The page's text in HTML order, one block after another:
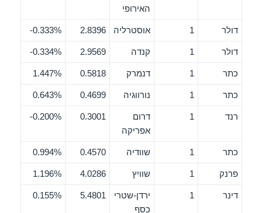
האירופי
דולר 1 אוסטרליה 2.8396
0.333%-
דולר 1 קנדה 2.9569
0.334%-
כתר 1 דנמרק 0.5818
1.447%
כתר 1 נורווגיה 0.4699
0.643%
רנד 1
דרום
אפריקה
0.3001
0.200%-
כתר 1 שוודיה 0.4570
0.994%
פרנק 1 שוויץ 4.0286
1.196%
דינר 1
ירדן-שטרי
כסף
5.4801
0.155%